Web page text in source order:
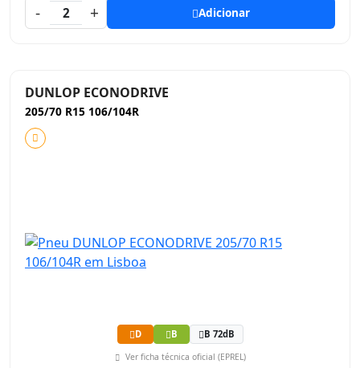
-
2 + Adicionar
DUNLOP ECONODRIVE
205/70 R15 106/104R
D B B 72dB
Ver ficha técnica oficial (EPREL)